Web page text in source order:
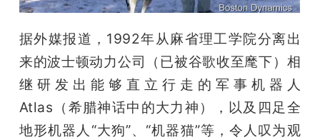
课
活
动
据外媒报道，1992年从麻省理工学院分离出
来的波士顿动力公司（已被谷歌收至麾下）相
继研发出能够直立行走的军事机器人
Atlas（希腊神话中的大力神），以及四足全
地形机器人“大狗”、“机器猫”等，令人叹为观